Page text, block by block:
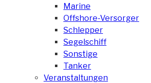
Marine
Offshore-Versorger
Schlepper
Segelschiff
Sonstige
Tanker
Veranstaltungen